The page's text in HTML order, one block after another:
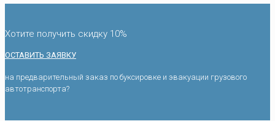
Хотите получить скидку 10%
ОСТАВИТЬ ЗАЯВКУ
на предварительный заказ по буксировке и эвакуации грузового
автотранспорта?